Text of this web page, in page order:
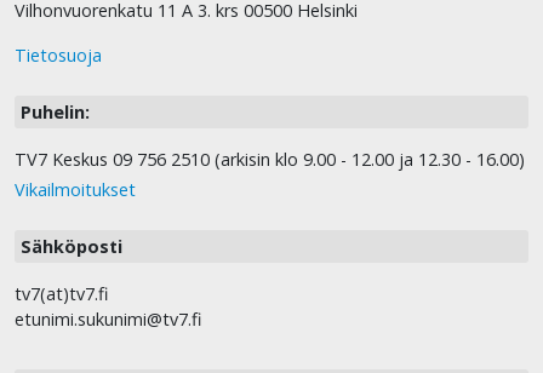
Vilhonvuorenkatu 11 A 3. krs 00500 Helsinki
Tietosuoja
Puhelin:
TV7 Keskus 09 756 2510 (arkisin klo 9.00 - 12.00 ja 12.30 - 16.00)
Vikailmoitukset
Sähköposti
tv7(at)tv7.fi
etunimi.sukunimi@tv7.fi